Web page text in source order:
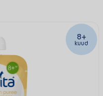
8+
kuud